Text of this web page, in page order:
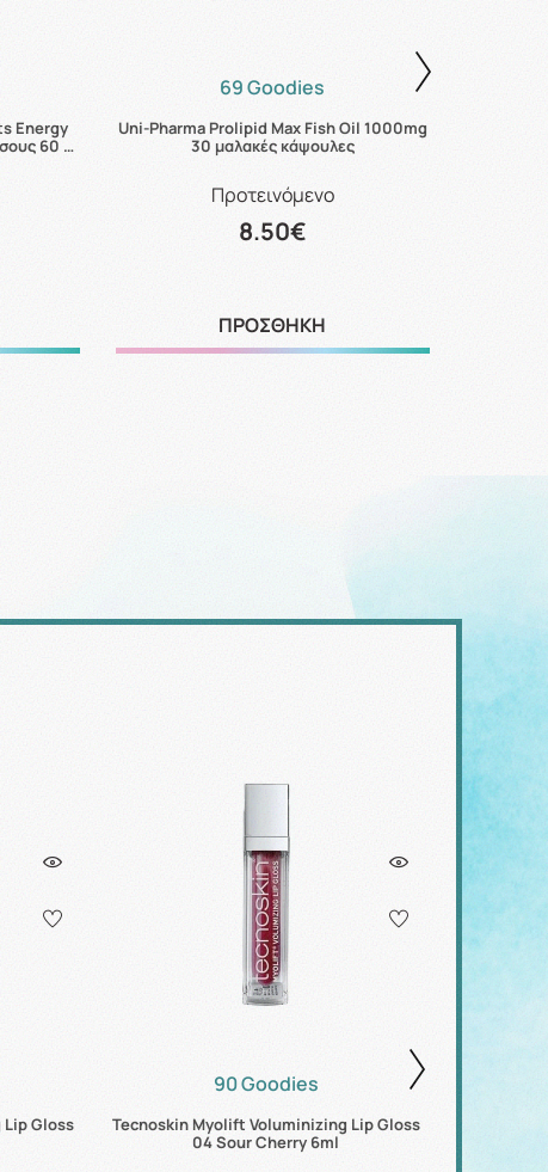
Energy
60 …
69 Goodies
Uni-Pharma Prolipid Max Fish Oil 1000mg
30 μαλακές κάψουλες
Προτεινόμενο
8.50€
ΠΡΟΣΘΗΚΗ
Gloss
90 Goodies
Tecnoskin Myolift Voluminizing Lip Gloss
04 Sour Cherry 6ml